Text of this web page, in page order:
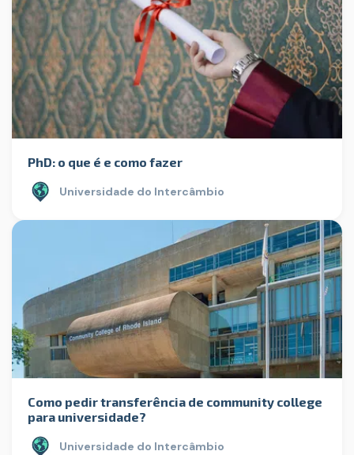
PhD: o que é e como fazer
Universidade do Intercâmbio
Como pedir transferência de community college
para universidade?
Universidade do Intercâmbio